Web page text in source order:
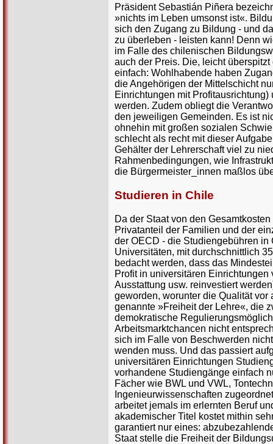
Präsident Sebastián Piñera
»nichts im Leben umsonst ist«.
sich den Zugang zu Bildung - und
zu überleben - leisten kann! Denn
im Falle des chilenischen
auch der Preis. Die, leicht
einfach: Wohlhabende haben
die Angehörigen der Mittelschicht
Einrichtungen mit
werden. Zudem obliegt die
den jeweiligen Gemeinden. Es ist
ohnehin mit großen sozialen
schlecht als recht mit dieser
Gehälter der Lehrerschaft viel zu
Rahmenbedingungen, wie
die Bürgermeister_innen maßlos
Studieren in Chile
Da der Staat von den
Privatanteil der Familien und der
der OECD - die Studiengebühren
Universitäten, mit durchschnittlich
bedacht werden, dass das
Profit in universitären
Ausstattung usw. reinvestiert
geworden, worunter die Qualität
genannte »Freiheit der Lehre«, die
demokratische
Arbeitsmarktchancen nicht
sich im Falle von Beschwerden
wenden muss. Und das passiert
universitären Einrichtungen
vorhandene Studiengänge einfach
Fächer wie BWL und VWL,
Ingenieurwissenschaften
arbeitet jemals im erlernten Beruf
akademischer Titel kostet mithin
garantiert nur eines:
Staat stelle die Freiheit der